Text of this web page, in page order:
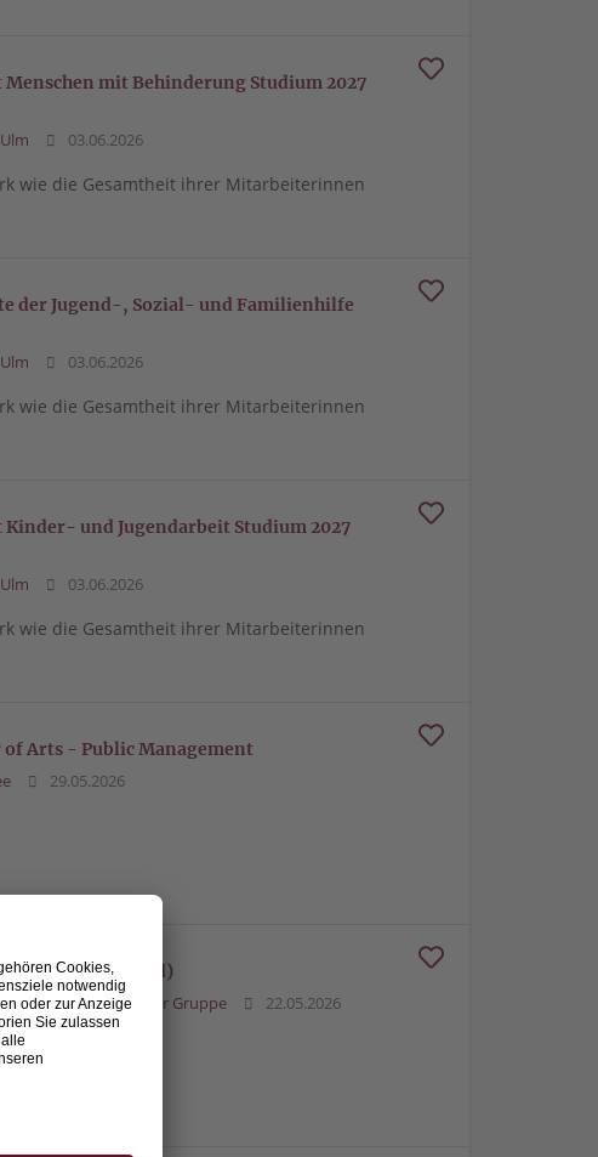
mit Behinderung Studium 2027
03.06.2026
wie die Gesamtheit ihrer Mitarbeiterinnen
der Jugend-, Sozial- und Familienhilfe
03.06.2026
wie die Gesamtheit ihrer Mitarbeiterinnen
und Jugendarbeit Studium 2027
03.06.2026
wie die Gesamtheit ihrer Mitarbeiterinnen
Arts - Public Management
29.05.2026
2027 (m/w/d)
Ravensburger Gruppe 22.05.2026
2027 (m/w/d)